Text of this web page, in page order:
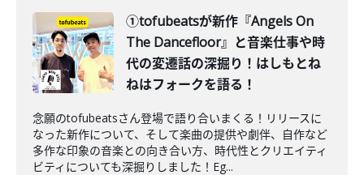
①tofubeatsが新作『Angels On
The Dancefloor』と音楽仕事や時
代の変遷話の深掘り！はしもとね
ねはフォークを語る！
念願のtofubeatsさん登場で語り合いまくる！リリースに
なった新作について、そして楽曲の提供や劇伴、自作など
多作な印象の音楽との向き合い方、時代性とクリエイティ
ビティについても深掘りしました！Eg...